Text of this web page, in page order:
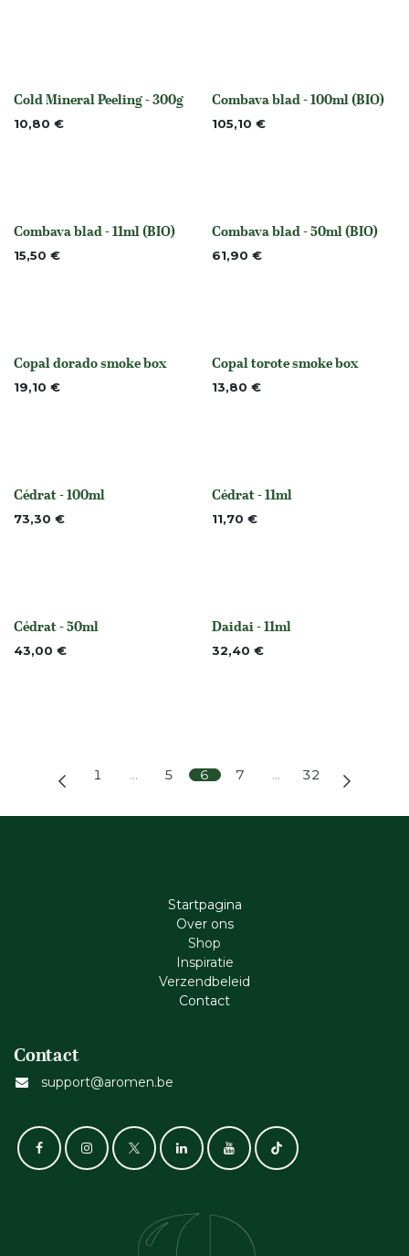
None
Cold Mineral Peeling - 300g
10,80 € None
Combava blad - 100ml (BIO)
105,10 €
None
Combava blad - 11ml (BIO)
15,50 € None
Combava blad - 50ml (BIO)
61,90 €
Niet op voorraad
Copal dorado smoke box
19,10 € Niet op voorraad
Copal torote smoke box
13,80 €
None
Cédrat - 100ml
73,30 € None
Cédrat - 11ml
11,70 €
None
Cédrat - 50ml
43,00 € Niet op voorraad
Daidai - 11ml
32,40 €
1 … 5 6 7 … 32
Startpagina
Ove​r​ ons
Shop
Inspiratie
Verzendbeleid
Cont​act
Contact
support@aromen.be